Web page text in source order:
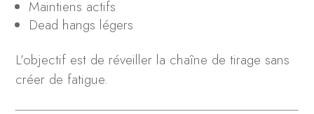
Maintiens actifs
Dead hangs légers
L’objectif est de réveiller la chaîne de tirage sans
créer de fatigue.